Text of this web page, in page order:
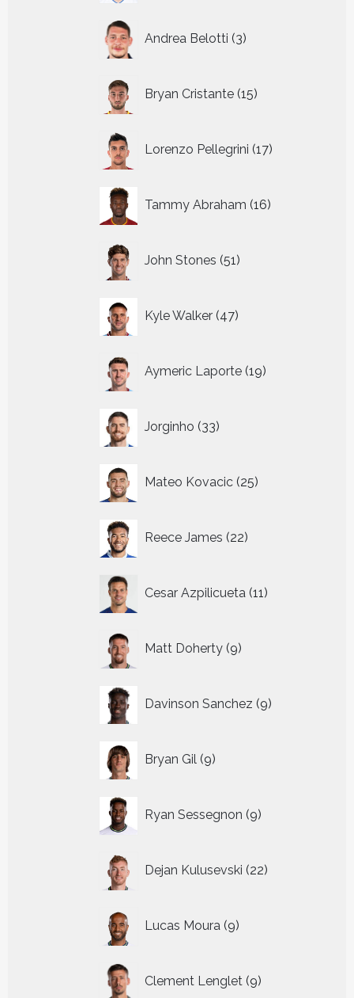
Andrea Belotti 3
producten
Bryan Cristante 15
producten
Lorenzo Pellegrini 17
producten
Tammy Abraham 16
producten
John Stones 51
producten
Kyle Walker 47
producten
Aymeric Laporte 19
producten
Jorginho 33
producten
Mateo Kovacic 25
producten
Reece James 22
producten
Cesar Azpilicueta 11
producten
Matt Doherty 9
producten
Davinson Sanchez 9
producten
Bryan Gil 9
producten
Ryan Sessegnon 9
producten
Dejan Kulusevski 22
producten
Lucas Moura 9
producten
Clement Lenglet 9
producten